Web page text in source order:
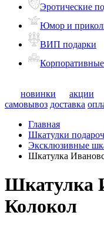
Эротические
Юмор и
ВИП подарки
новинки акции
самовывоз доставка
Главная
Шкатулки
Эксклюзивные
Шкатулка
Шкатулка
Колокол